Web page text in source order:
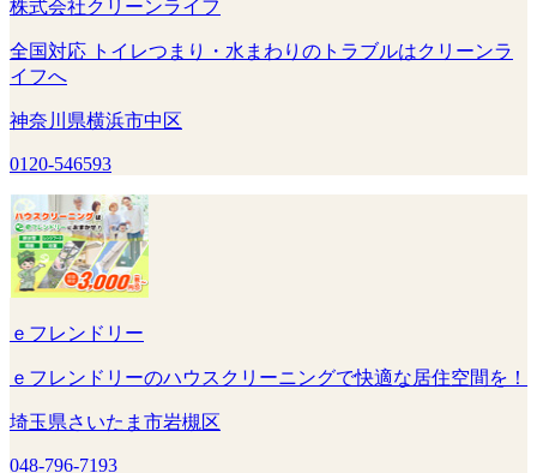
株式会社クリーンライフ
全国対応 トイレつまり・水まわりのトラブルはクリーンラ
イフへ
神奈川県横浜市中区
0120-546593
ｅフレンドリー
ｅフレンドリーのハウスクリーニングで快適な居住空間を！
埼玉県さいたま市岩槻区
048-796-7193